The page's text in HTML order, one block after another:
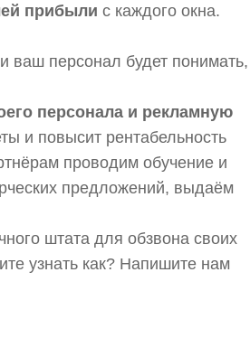
прибыли с каждого окна.
ваш персонал будет понимать,
персонала и рекламную
и повысит рентабельность
проводим обучение и
предложений, выдаём
штата для обзвона своих
узнать как? Напишите нам